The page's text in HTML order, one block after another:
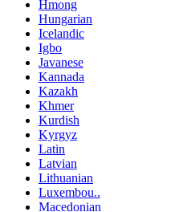
Hmong
Hungarian
Icelandic
Igbo
Javanese
Kannada
Kazakh
Khmer
Kurdish
Kyrgyz
Latin
Latvian
Lithuanian
Luxembou..
Macedonian